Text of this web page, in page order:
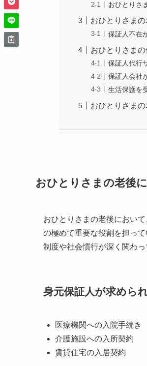
おひとりさ
おひとりさま
保証人不在
おひとりさま
保証人代行
保証人会社
生活保護を
おひとりさま
おひとりさまの老後
おひとりさまの老後におい
の極めて重要な役割を担っ
制度や社会慣行が深く関わっ
身元保証人が求めら
医療機関への入院手続き
介護施設への入所契約
賃貸住宅の入居契約